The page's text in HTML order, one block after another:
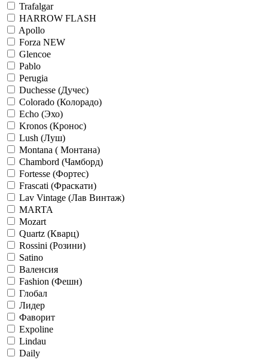
Trafalgar
HARROW FLASH
Apollo
Forza NEW
Glencoe
Pablo
Perugia
Duchesse (Дучес)
Colorado (Колорадо)
Echo (Эхо)
Kronos (Кронос)
Lush (Луш)
Montana ( Монтана)
Chambord (Чамборд)
Fortesse (Фортес)
Frascati (Фраскати)
Lav Vintage (Лав Винтаж)
MARTA
Mozart
Quartz (Кварц)
Rossini (Розини)
Satino
Валенсия
Fashion (Фешн)
Глобал
Лидер
Фаворит
Expoline
Lindau
Daily